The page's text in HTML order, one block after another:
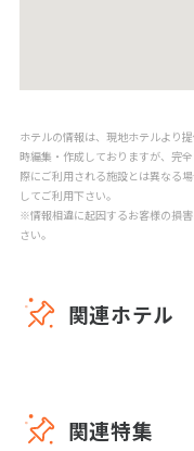
ホテルの情報は、現地ホテルより
時編集・作成しておりますが、完
際にご利用される施設とは異なる
してご利用下さい。
※情報相違に起因するお客様の損
さい。
関連ホテル
関連特集